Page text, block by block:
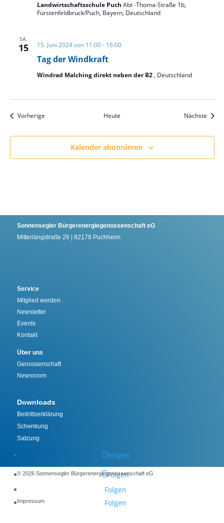
Landwirtschaftsschule Puch Abt -Thoma-Straße 1b,
Fürstenfeldbruck/Puch, Bayern, Deutschland
SA.
15
Tag der Windkraft
15. Juni 2024 von 11:00- 16:00
Windrad Malching direkt neben der B2 , Deutschland
VorherigeVeranstaltungen Heute Nächste
Kalender abonnieren
Sonnensegler Bürgerenergiegenossenschaft eG
Mitterlängstraße 26 | 82178 Puchheim
Service
Mitglied werden
Newsletter
Events
Kontakt
Über uns
Genossenschaft
Newsroom
Downloads
Beitrittserklärung
Schenkung
Satzung
Folgen
Folgen
Folgen
Folgen
©️ 2026 Sonnensegler Bürgerenergiegenossenschaft eG
Impressum